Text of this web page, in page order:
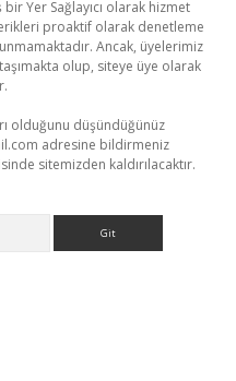
Yer Sağlayıcı olarak hizmet
proaktif olarak denetleme
Ancak, üyelerimiz
olup, siteye üye olarak
olduğunu düşündüğünüz
adresine bildirmeniz
sitemizden kaldırılacaktır.